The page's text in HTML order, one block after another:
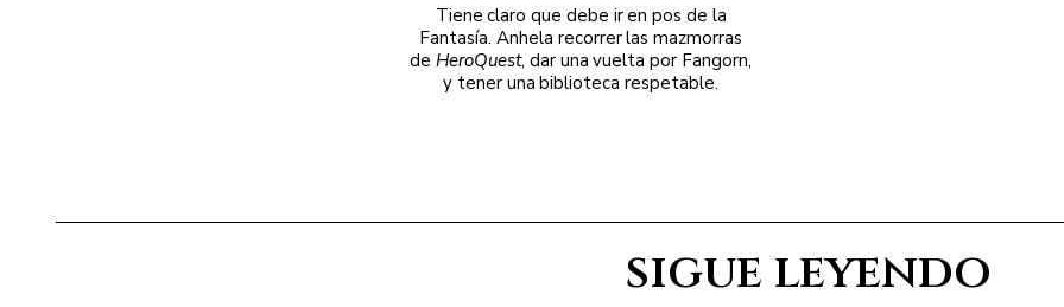
Tiene claro que debe ir en pos de la
Fantasía. Anhela recorrer las mazmorras
de HeroQuest, dar una vuelta por Fangorn,
y tener una biblioteca respetable.
sigue leyendo